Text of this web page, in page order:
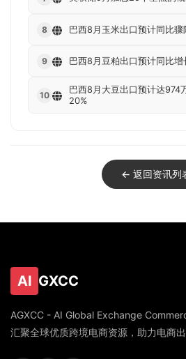
8 巴西8月玉米出口预计同比骤
9 巴西8月豆粕出口预计同比增
10
巴西8月大豆出口预计达974
20%
← 返回资讯列
AI GXCC
AGXCC - AI Global Exchange
汇聚全球优质跨境电商资源，助力电商